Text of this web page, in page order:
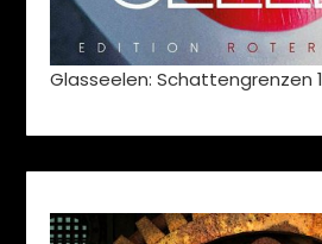
Glasseelen: Schattengrenzen 1